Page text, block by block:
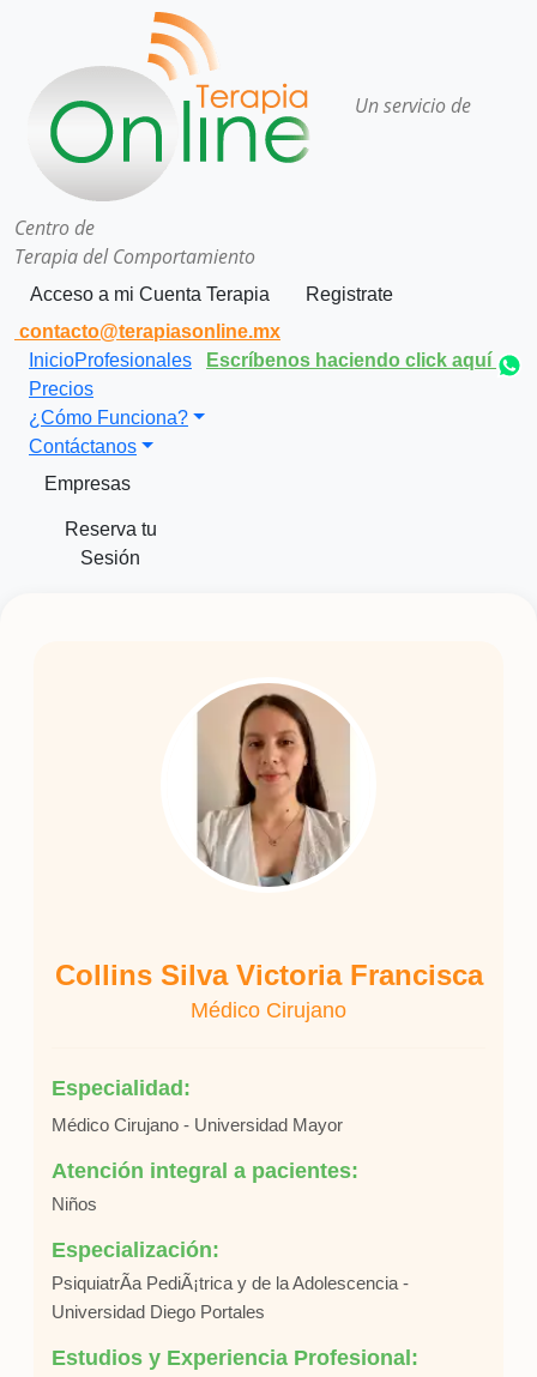
Un servicio de
Centro de
Terapia del Comportamiento
Acceso a mi Cuenta Terapia
Registrate
contacto@terapiasonline.mx
Escríbenos haciendo click aquí
InicioProfesionales
Precios
¿Cómo Funciona?
Contáctanos
Empresas
Reserva tu
Sesión
Collins Silva Victoria Francisca
Médico Cirujano
Especialidad:
Médico Cirujano - Universidad Mayor
Atención integral a pacientes:
Niños
Especialización:
PsiquiatrÃ­a PediÃ¡trica y de la Adolescencia -
Universidad Diego Portales
Estudios y Experiencia Profesional: